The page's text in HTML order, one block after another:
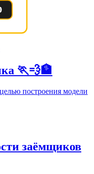
🏃💨🏦
построения модели
заёмщиков